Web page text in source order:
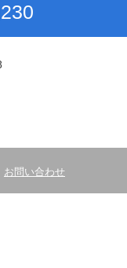
お問い合わせ